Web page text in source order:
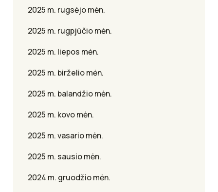
2025 m. rugsėjo mėn.
2025 m. rugpjūčio mėn.
2025 m. liepos mėn.
2025 m. birželio mėn.
2025 m. balandžio mėn.
2025 m. kovo mėn.
2025 m. vasario mėn.
2025 m. sausio mėn.
2024 m. gruodžio mėn.